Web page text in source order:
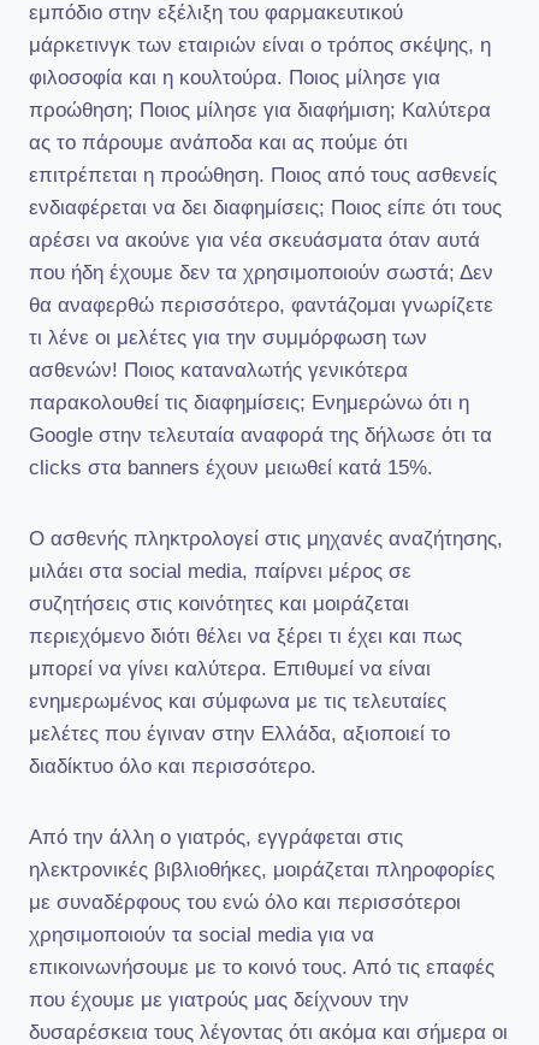
εμπόδιο στην εξέλιξη του φαρμακευτικού
μάρκετινγκ των εταιριών είναι ο τρόπος σκέψης, η
φιλοσοφία και η κουλτούρα. Ποιος μίλησε για
προώθηση; Ποιος μίλησε για διαφήμιση; Καλύτερα
ας το πάρουμε ανάποδα και ας πούμε ότι
επιτρέπεται η προώθηση. Ποιος από τους ασθενείς
ενδιαφέρεται να δει διαφημίσεις; Ποιος είπε ότι τους
αρέσει να ακούνε για νέα σκευάσματα όταν αυτά
που ήδη έχουμε δεν τα χρησιμοποιούν σωστά; Δεν
θα αναφερθώ περισσότερο, φαντάζομαι γνωρίζετε
τι λένε οι μελέτες για την συμμόρφωση των
ασθενών! Ποιος καταναλωτής γενικότερα
παρακολουθεί τις διαφημίσεις; Ενημερώνω ότι η
Google στην τελευταία αναφορά της δήλωσε ότι τα
clicks στα banners έχουν μειωθεί κατά 15%.
Ο ασθενής πληκτρολογεί στις μηχανές αναζήτησης,
μιλάει στα social media, παίρνει μέρος σε
συζητήσεις στις κοινότητες και μοιράζεται
περιεχόμενο διότι θέλει να ξέρει τι έχει και πως
μπορεί να γίνει καλύτερα. Επιθυμεί να είναι
ενημερωμένος και σύμφωνα με τις τελευταίες
μελέτες που έγιναν στην Ελλάδα, αξιοποιεί το
διαδίκτυο όλο και περισσότερο.
Από την άλλη ο γιατρός, εγγράφεται στις
ηλεκτρονικές βιβλιοθήκες, μοιράζεται πληροφορίες
με συναδέρφους του ενώ όλο και περισσότεροι
χρησιμοποιούν τα social media για να
επικοινωνήσουμε με το κοινό τους. Από τις επαφές
που έχουμε με γιατρούς μας δείχνουν την
δυσαρέσκεια τους λέγοντας ότι ακόμα και σήμερα οι